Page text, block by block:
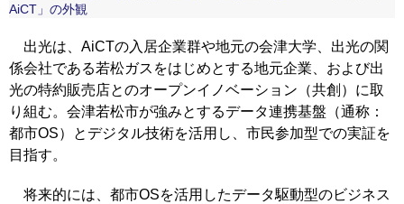
AiCT」の外観
出光は、AiCTの入居企業群や地元の会津大学、出光の関
係会社である若松ガスをはじめとする地元企業、および出
光の特約販売店とのオープンイノベーション（共創）に取
り組む。会津若松市が強みとするデータ連携基盤（通称：
都市OS）とデジタル技術を活用し、市民参加型での実証を
目指す。
将来的には、都市OSを活用したデータ駆動型のビジネス